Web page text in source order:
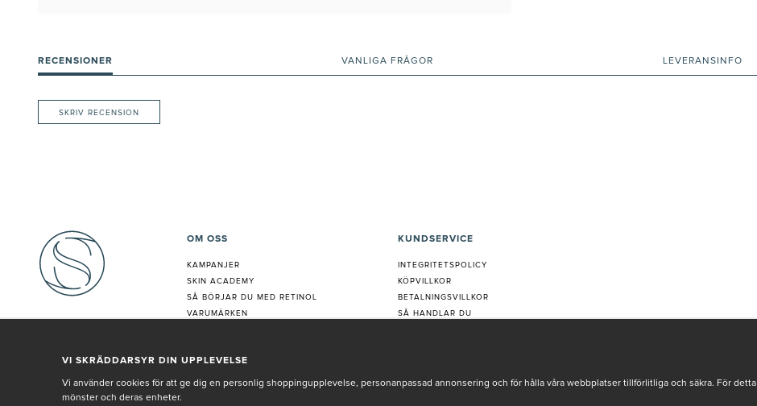
RECENSIONER VANLIGA FRÅGOR LEVERANSINFO
SKRIV RECENSION
OM OSS
KAMPANJER
SKIN ACADEMY
SÅ BÖRJAR DU MED RETINOL
VARUMÄRKEN
VÅR PERSONAL
KUNDSERVICE
INTEGRITETSPOLICY
KÖPVILLKOR
BETALNINGSVILLKOR
SÅ HANDLAR DU
REKLAMATION
VI SKRÄDDARSYR DIN UPPLEVELSE
Vi använder cookies för att ge dig en personlig shoppingupplevelse, personanpassad annonsering och för hålla våra webbplatser tillförlitliga och säkra. För
mönster och deras enheter.